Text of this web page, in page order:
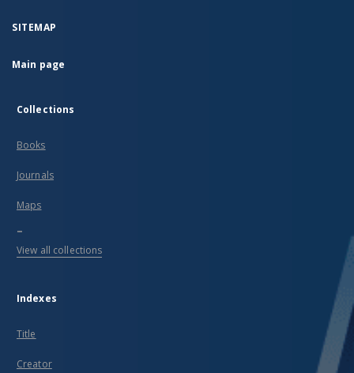
SITEMAP
Main page
Collections
Books
Journals
Maps
...
View all collections
Indexes
Title
Creator